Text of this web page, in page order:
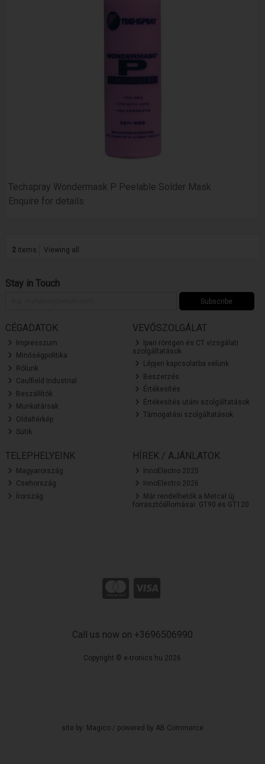
Techspray Wondermask P Peelable Solder Mask
Enquire for details
2items Viewing all
Stay in Touch
Subscribe
CÉGADATOK
Impresszum
Minőségpolitika
Rólunk
Caulfield Industrial
Beszállítók
Munkatársak
Oldaltérkép
Sütik
VEVŐSZOLGÁLAT
Ipari röntgen és CT vizsgálati
szolgáltatások
Lépjen kapcsolatba velünk
Beszerzés
Értékesítés
Értékesítés utáni szolgáltatások
Támogatási szolgáltatások
TELEPHELYEINK
Magyarország
Csehország
Írország
HÍREK / AJÁNLATOK
InnoElectro 2025
InnoElectro 2026
Már rendelhetők a Metcal új
forrasztóállomásai: GT90 és GT120
Call us now on +3696506990
Copyright © e-tronics.hu 2026
site by: Magico/ powered by AB Commerce